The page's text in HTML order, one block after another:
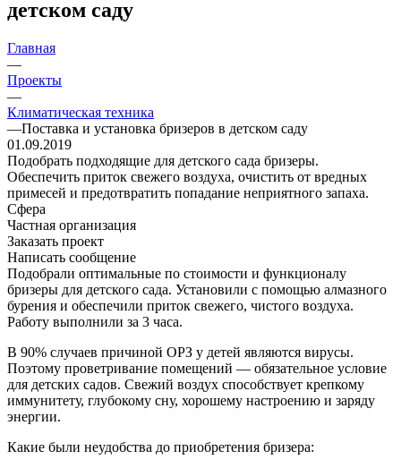
детском саду
Главная
—
Проекты
—
Климатическая техника
—Поставка и установка бризеров в детском саду
01.09.2019
Подобрать подходящие для детского сада бризеры.
Обеспечить приток свежего воздуха, очистить от вредных
примесей и предотвратить попадание неприятного запаха.
Сфера
Частная организация
Заказать проект
Написать сообщение
Подобрали оптимальные по стоимости и функционалу
бризеры для детского сада. Установили с помощью алмазного
бурения и обеспечили приток свежего, чистого воздуха.
Работу выполнили за 3 часа.
В 90% случаев причиной ОРЗ у детей являются вирусы.
Поэтому проветривание помещений — обязательное условие
для детских садов. Свежий воздух способствует крепкому
иммунитету, глубокому сну, хорошему настроению и заряду
энергии.
Какие были неудобства до приобретения бризера: